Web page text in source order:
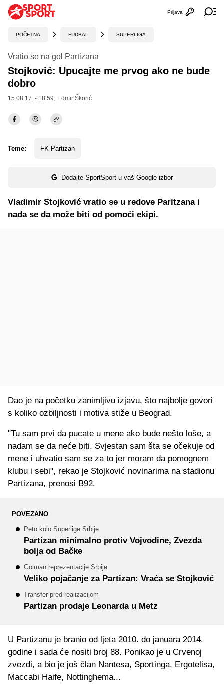
Otvori
Prijava
POČETNA FUDBAL SUPERLIGA
Vratio se na gol Partizana
Stojković: Upucajte me prvog ako ne bude
dobro
15.08.17. - 18:59, Edmir Škorić
Teme: FK Partizan
Dodajte SportSport u vaš Google izbor
Vladimir Stojković vratio se u redove Paritzana i
nada se da može biti od pomoći ekipi.
Dao je na početku zanimljivu izjavu, što najbolje govori
s koliko ozbiljnosti i motiva stiže u Beograd.
"Tu sam prvi da pucate u mene ako bude nešto loše, a
nadam se da neće biti. Svjestan sam šta se očekuje od
mene i uhvatio sam se za to jer moram da pomognem
klubu i sebi", rekao je Stojković novinarima na stadionu
Partizana, prenosi B92.
POVEZANO
Peto kolo Superlige Srbije
Partizan minimalno protiv Vojvodine, Zvezda
bolja od Bačke
Golman reprezentacije Srbije
Veliko pojačanje za Partizan: Vraća se Stojković
Transfer pred realizacijom
Partizan prodaje Leonarda u Metz
U Partizanu je branio od ljeta 2010. do januara 2014.
godine i sada će nositi broj 88. Ponikao je u Crvenoj
zvezdi, a bio je još član Nantesa, Sportinga, Ergotelisa,
Maccabi Haife, Nottinghema...